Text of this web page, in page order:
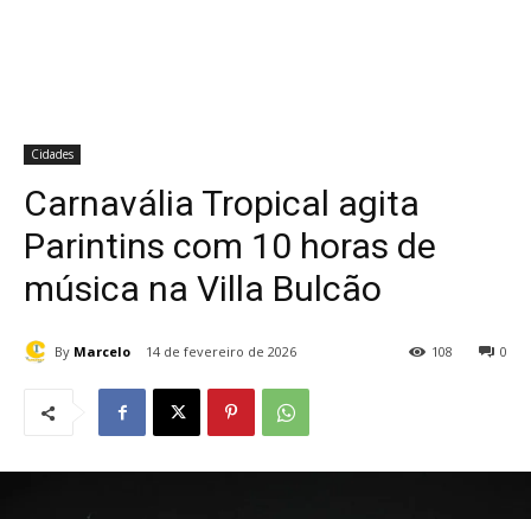
Cidades
Carnavália Tropical agita
Parintins com 10 horas de
música na Villa Bulcão
By Marcelo 14 de fevereiro de 2026 0
108